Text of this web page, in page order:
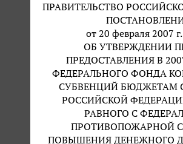
ПРАВИТЕЛЬСТВО
от 20 февраля 2007
ОБ УТВЕРЖДЕНИИ
ПРЕДОСТАВЛЕНИЯ В
ФЕДЕРАЛЬНОГО ФОНДА
СУБВЕНЦИЙ БЮДЖЕТАМ
РОССИЙСКОЙ
РАВНОГО С
ПРОТИВОПОЖАРНОЙ
ПОВЫШЕНИЯ ДЕНЕЖНОГО